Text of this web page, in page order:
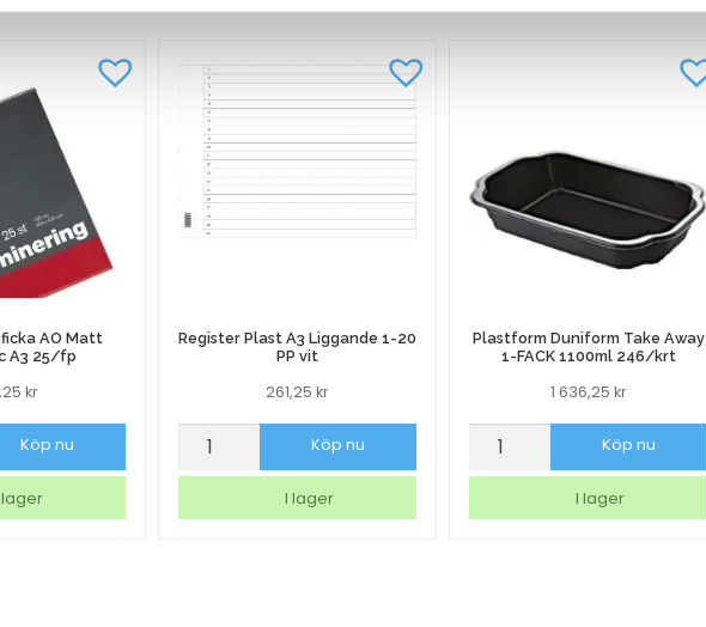
AO Matt
A3 25/fp
kr
Köp nu
lager
Register Plast A3 Liggande 1-20
PP vit
261,25kr
Register
Liggande
Köp nu
I lager
Plastform Duniform Take Away
1-FACK 1100ml 246/krt
1 636,25 kr
Plastform
Duniform
Away
Köp nu
I lager